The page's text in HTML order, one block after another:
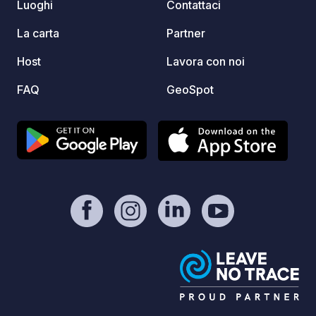
reale e prenotare la tua piazzola, clicca
sul link ufficiale nella sezione “Contatto
Luoghi
La carta
Host
FAQ
Contattaci
Partner
Lavora con noi
GeoSpot